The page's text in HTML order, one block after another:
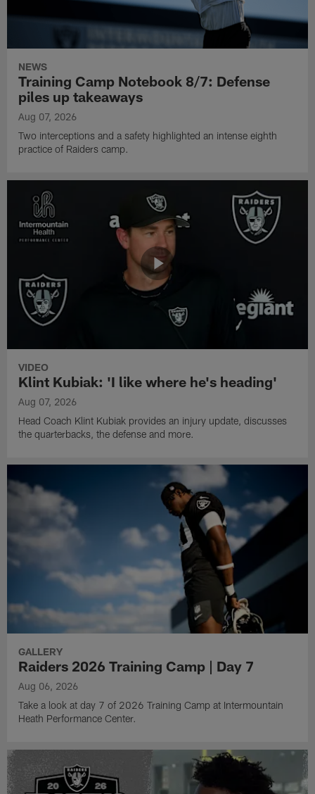
NEWS
Training Camp Notebook 8/7: Defense
piles up takeaways
Aug 07, 2026
Two interceptions and a safety highlighted an intense eighth
practice of Raiders camp.
VIDEO
Klint Kubiak: 'I like where he's heading'
Aug 07, 2026
Head Coach Klint Kubiak provides an injury update, discusses
the quarterbacks, the defense and more.
GALLERY
Raiders 2026 Training Camp | Day 7
Aug 06, 2026
Take a look at day 7 of 2026 Training Camp at Intermountain
Heath Performance Center.